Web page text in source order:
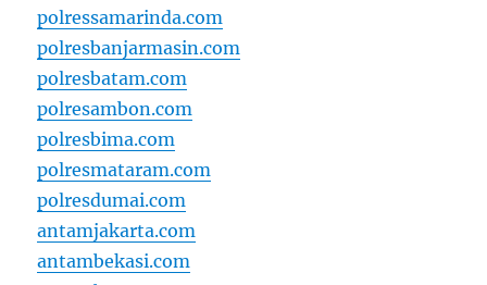
polressamarinda.com
polresbanjarmasin.com
polresbatam.com
polresambon.com
polresbima.com
polresmataram.com
polresdumai.com
antamjakarta.com
antambekasi.com